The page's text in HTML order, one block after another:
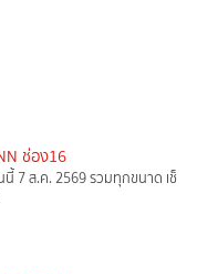
ช่อง16
7 ส.ค. 2569 รวมทุกขนาด เช็